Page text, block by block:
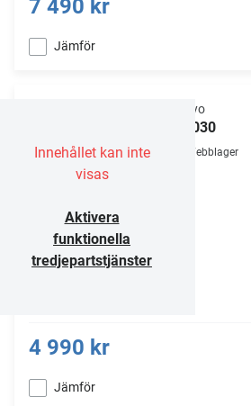
7 490 kr
Jämför
Innehållet kan inte
visas
Aktivera
funktionella
tredjepartstjänster
Onkyo
C-7030
Webblager
4 990 kr
Jämför